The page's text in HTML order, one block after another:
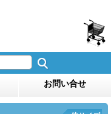
お問い合せ